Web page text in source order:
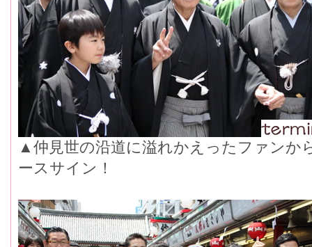
▲仲見世の沿道に溢れかえったファンか
ースサイン！